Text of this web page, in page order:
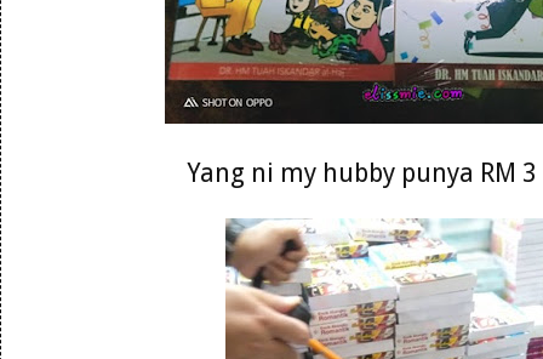
Yang ni my hubby punya RM